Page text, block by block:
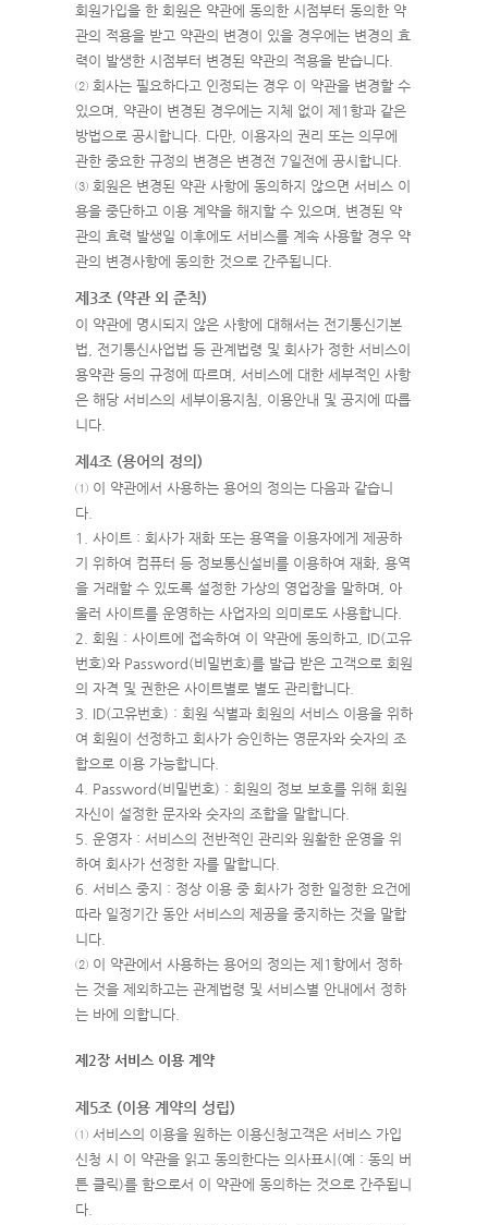
회원가입을 한 회원은 약관에 동의한 시점부터 동의한 약
관의 적용을 받고 약관의 변경이 있을 경우에는 변경의 효
력이 발생한 시점부터 변경된 약관의 적용을 받습니다.
② 회사는 필요하다고 인정되는 경우 이 약관을 변경할 수
있으며, 약관이 변경된 경우에는 지체 없이 제1항과 같은
방법으로 공시합니다. 다만, 이용자의 권리 또는 의무에
관한 중요한 규정의 변경은 변경전 7일전에 공시합니다.
③ 회원은 변경된 약관 사항에 동의하지 않으면 서비스 이
용을 중단하고 이용 계약을 해지할 수 있으며, 변경된 약
관의 효력 발생일 이후에도 서비스를 계속 사용할 경우 약
관의 변경사항에 동의한 것으로 간주됩니다.
제3조 (약관 외 준칙)
이 약관에 명시되지 않은 사항에 대해서는 전기통신기본
법, 전기통신사업법 등 관계법령 및 회사가 정한 서비스이
용약관 등의 규정에 따르며, 서비스에 대한 세부적인 사항
은 해당 서비스의 세부이용지침, 이용안내 및 공지에 따릅
니다.
제4조 (용어의 정의)
① 이 약관에서 사용하는 용어의 정의는 다음과 같습니
다.
1. 사이트 : 회사가 재화 또는 용역을 이용자에게 제공하
기 위하여 컴퓨터 등 정보통신설비를 이용하여 재화, 용역
을 거래할 수 있도록 설정한 가상의 영업장을 말하며, 아
울러 사이트를 운영하는 사업자의 의미로도 사용합니다.
2. 회원 : 사이트에 접속하여 이 약관에 동의하고, ID(고유
번호)와 Password(비밀번호)를 발급 받은 고객으로 회원
의 자격 및 권한은 사이트별로 별도 관리합니다.
3. ID(고유번호) : 회원 식별과 회원의 서비스 이용을 위하
여 회원이 선정하고 회사가 승인하는 영문자와 숫자의 조
합으로 이용 가능합니다.
4. Password(비밀번호) : 회원의 정보 보호를 위해 회원
자신이 설정한 문자와 숫자의 조합을 말합니다.
5. 운영자 : 서비스의 전반적인 관리와 원활한 운영을 위
하여 회사가 선정한 자를 말합니다.
6. 서비스 중지 : 정상 이용 중 회사가 정한 일정한 요건에
따라 일정기간 동안 서비스의 제공을 중지하는 것을 말합
니다.
② 이 약관에서 사용하는 용어의 정의는 제1항에서 정하
는 것을 제외하고는 관계법령 및 서비스별 안내에서 정하
는 바에 의합니다.
제2장 서비스 이용 계약
제5조 (이용 계약의 성립)
① 서비스의 이용을 원하는 이용신청고객은 서비스 가입
신청 시 이 약관을 읽고 동의한다는 의사표시(예 : 동의 버
튼 클릭)를 함으로서 이 약관에 동의하는 것으로 간주됩니
다.